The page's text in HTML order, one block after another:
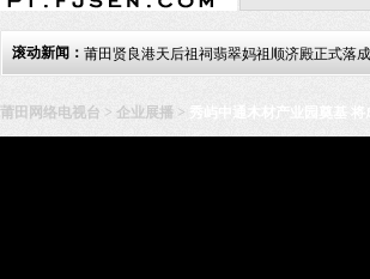
滚动新闻： 莆田贤良港天后祖祠翡翠妈祖顺济殿正式落成
莆田网络电视台 > 企业展播 >